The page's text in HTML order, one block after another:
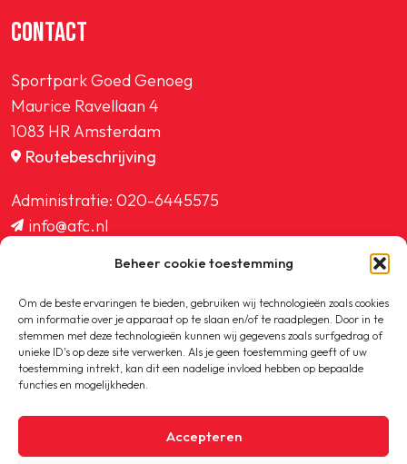
Beheer cookie toestemming
Om de beste ervaringen te bieden, gebruiken wij technologieën zoals cookies
om informatie over je apparaat op te slaan en/of te raadplegen. Door in te
stemmen met deze technologieën kunnen wij gegevens zoals surfgedrag of
unieke ID's op deze site verwerken. Als je geen toestemming geeft of uw
toestemming intrekt, kan dit een nadelige invloed hebben op bepaalde
functies en mogelijkheden.
Accepteren
CONTACT
Sportpark Goed Genoeg
Maurice Ravellaan 4
1083 HR Amsterdam
Routebeschrijving
Administratie: 020-6445575
info@afc.nl
ledenadministratie@afc.nl
Copyright © 2020-2026 AFC